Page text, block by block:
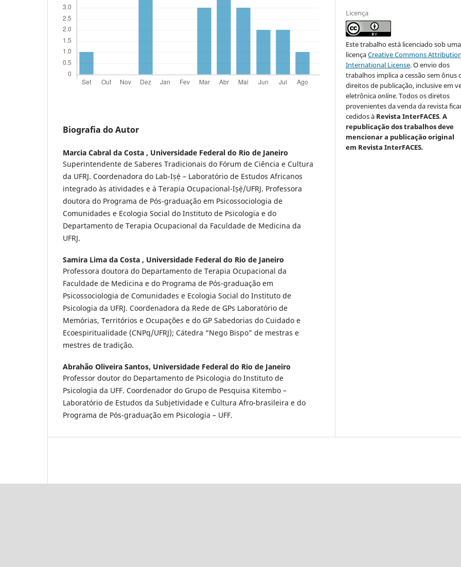
Biografia do Autor
Marcia Cabral da Costa , Universidade Federal do Rio de Janeiro
Superintendente de Saberes Tradicionais do Fórum de Ciência e Cultura
da UFRJ. Coordenadora do Lab-Iṣẹ́ – Laboratório de Estudos Africanos
integrado às atividades e à Terapia Ocupacional-Iṣẹ́/UFRJ. Professora
doutora do Programa de Pós-graduação em Psicossociologia de
Comunidades e Ecologia Social do Instituto de Psicologia e do
Departamento de Terapia Ocupacional da Faculdade de Medicina da
UFRJ.
Samira Lima da Costa , Universidade Federal do Rio de Janeiro
Professora doutora do Departamento de Terapia Ocupacional da
Faculdade de Medicina e do Programa de Pós-graduação em
Psicossociologia de Comunidades e Ecologia Social do Instituto de
Psicologia da UFRJ. Coordenadora da Rede de GPs Laboratório de
Memórias, Territórios e Ocupações e do GP Sabedorias do Cuidado e
Ecoespiritualidade (CNPq/UFRJ); Cátedra “Nego Bispo” de mestras e
mestres de tradição.
Abrahão Oliveira Santos, Universidade Federal do Rio de Janeiro
Professor doutor do Departamento de Psicologia do Instituto de
Psicologia da UFF. Coordenador do Grupo de Pesquisa Kitembo –
Laboratório de Estudos da Subjetividade e Cultura Afro-brasileira e do
Programa de Pós-graduação em Psicologia – UFF.
Licença
Este trabalho está licenciado sob uma
licençaCreative Commons
International License. O envio dos
trabalhos implica a cessão sem ônus
direitos de publicação, inclusive em
eletrônicaonline.Todos os diretos
provenientes da venda da revista
cedidos à Revista InterFACES. A
republicação dos trabalhos deve
mencionar a publicação original
em Revista InterFACES.